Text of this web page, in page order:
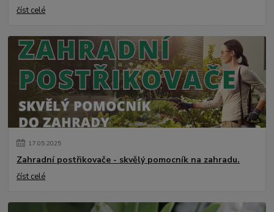
číst celé
17.05.2025
Zahradní postřikovače - skvělý pomocník na zahradu.
číst celé